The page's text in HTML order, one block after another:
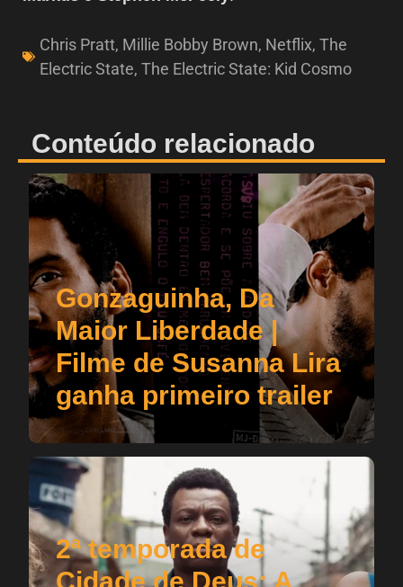
Chris Pratt, Millie Bobby Brown, Netflix, The
Electric State, The Electric State: Kid Cosmo
Conteúdo relacionado
Gonzaguinha, Da
Maior Liberdade |
Filme de Susanna Lira
ganha primeiro trailer
2ª temporada de
Cidade de Deus: A